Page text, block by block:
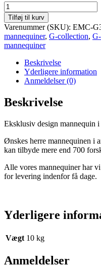
Herre
mannequin
-
flot
design
mannequin
antal
Tilføj til kurv
Varenummer (SKU): EMC-
mannequiner, G-collection,
mannequiner
Beskrivelse
Yderligere information
Anmeldelser (0)
Beskrivelse
Eksklusiv design mannequin
Ønskes herre mannequinen i
kan tilbyde mere end 700
Alle vores mannequiner har
for levering indenfor få dage.
Yderligere
Vægt 10 kg
Anmeldelser